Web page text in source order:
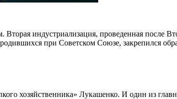
индустриализация, проведенная после
при Советском Союзе, закрепился
хозяйственника» Лукашенко. И один из